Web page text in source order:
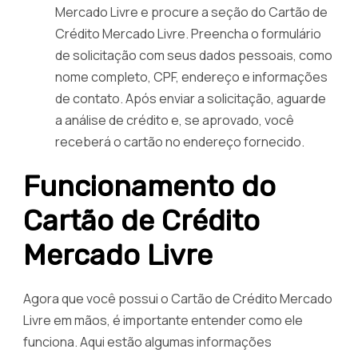
Mercado Livre e procure a seção do Cartão de
Crédito Mercado Livre. Preencha o formulário
de solicitação com seus dados pessoais, como
nome completo, CPF, endereço e informações
de contato. Após enviar a solicitação, aguarde
a análise de crédito e, se aprovado, você
receberá o cartão no endereço fornecido.
Funcionamento do
Cartão de Crédito
Mercado Livre
Agora que você possui o Cartão de Crédito Mercado
Livre em mãos, é importante entender como ele
funciona. Aqui estão algumas informações